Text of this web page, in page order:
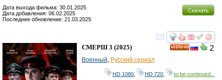
Скачать
Дата выхода фильма: 30.01.2025
Дата добавления: 06.02.2025
Последнее обновление: 21.03.2025
смотреть
2
СМЕРШ 3 (2025)
Военный, Русский сериал
HD 1080 HD 720 to be continued...